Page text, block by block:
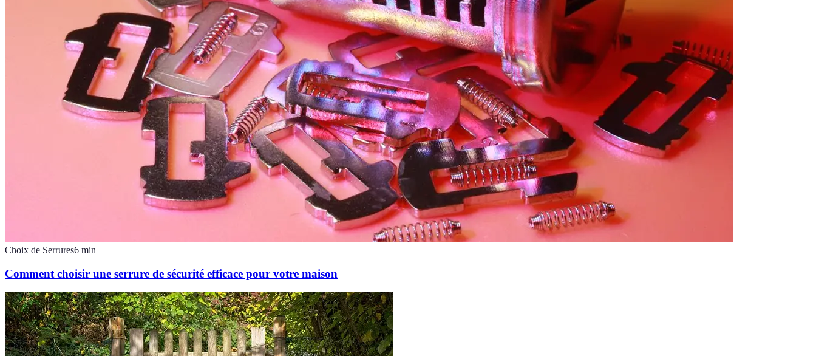
Choix de Serrures6 min
Comment choisir une serrure de sécurité efficace pour votre maison